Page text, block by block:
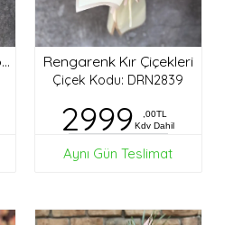
İzmir Tasarım Çiçek Modelleri
Rengarenk Kır Çiçekleri
Çiçek Kodu: DRN2839
2999
,00TL
Kdv Dahil
Aynı Gün Teslimat